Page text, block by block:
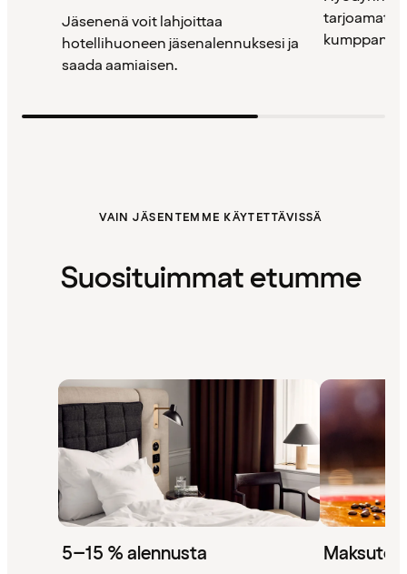
Jäsenenä voit lahjoittaa
hotellihuoneen jäsenalennuksesi ja
saada aamiaisen.
tarjoamat
VAIN JÄSENTEMME KÄYTETTÄVISSÄ
Suosituimmat etumme
5–15 % alennusta